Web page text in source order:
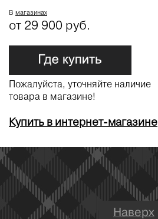
В магазинах
от 29 900 руб.
Пожалуйста, уточняйте наличие
товара в магазине!
Купить в интернет-магазине
Наверх